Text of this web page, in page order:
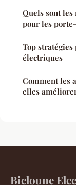
Quels sont
pour les
Top
électriques
Comment les
elles
Bicloune